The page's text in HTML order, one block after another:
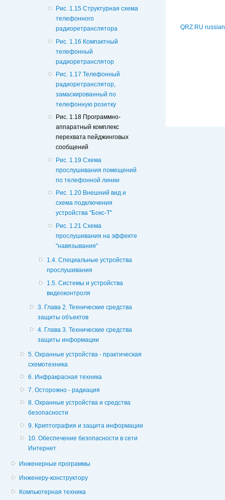
Рис. 1.15 Структурная схема
телефонного
радиоретранслятора
Рис. 1.16 Компактный
телефонный
радиоретранслятор
Рис. 1.17 Телефонный
радиоретранслятор,
замаскированный по
телефонную розетку
Рис. 1.18 Программно-
аппаратный комплекс
перехвата пейджинговых
сообщений
Рис. 1.19 Схема
прослушивания помещений
по телефонной линии
Рис. 1.20 Внешний вид и
схема подключения
устройства "Бокс-Т"
Рис. 1.21 Схема
прослушивания на эффекте
"навязывания"
1.4. Специальные устройства
прослушивания
1.5. Системы и устройства
видеоконтроля
3. Глава 2. Технические средства
защиты объектов
4. Глава 3. Технические средства
защиты информации
5. Охранные устройства - практическая
схемотехника
6. Инфракрасная техника
7. Осторожно - радиация
8. Охранные устройства и средства
безопасности
9. Криптография и защита информации
10. Обеспечение безопасности в сети
Интернет
Инженерные программы
Инженеру-конструктору
Компьютерная техника
QRZ.RU